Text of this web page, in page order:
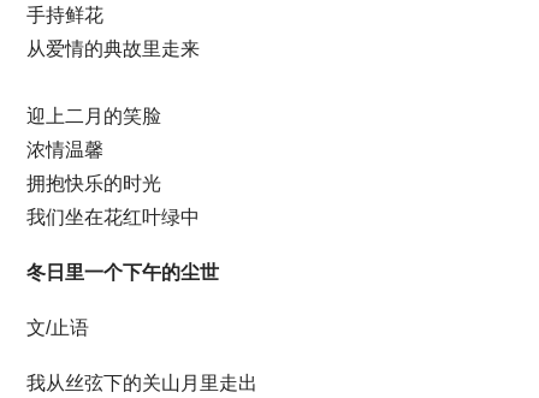
手持鲜花
从爱情的典故里走来
迎上二月的笑脸
浓情温馨
拥抱快乐的时光
我们坐在花红叶绿中
冬日里一个下午的尘世
文/止语
我从丝弦下的关山月里走出